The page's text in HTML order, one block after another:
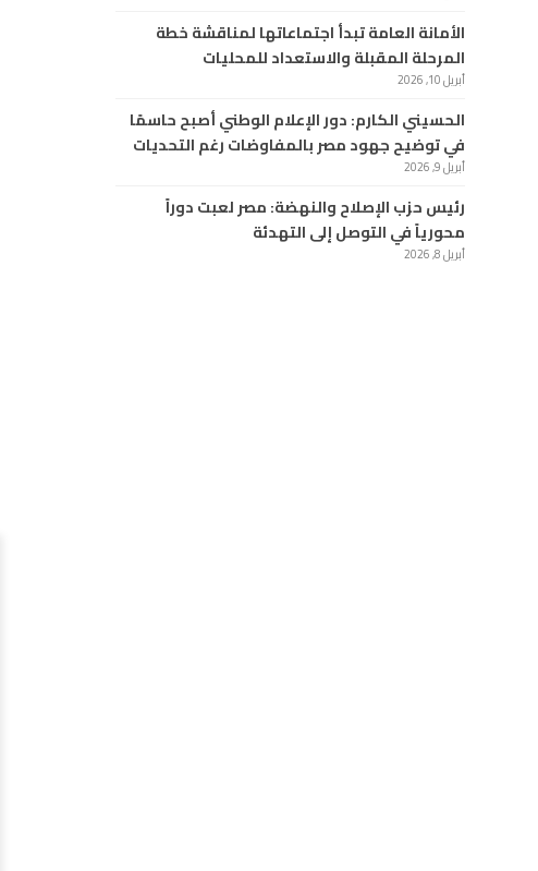
الأمانة العامة تبدأ اجتماعاتها لمناقشة خطة
المرحلة المقبلة والاستعداد للمحليات
أبريل 10, 2026
الحسيني الكارم: دور الإعلام الوطني أصبح حاسمًا
في توضيح جهود مصر بالمفاوضات رغم التحديات
أبريل 9, 2026
رئيس حزب الإصلاح والنهضة: مصر لعبت دوراً
محورياً في التوصل إلى التهدئة
أبريل 8, 2026